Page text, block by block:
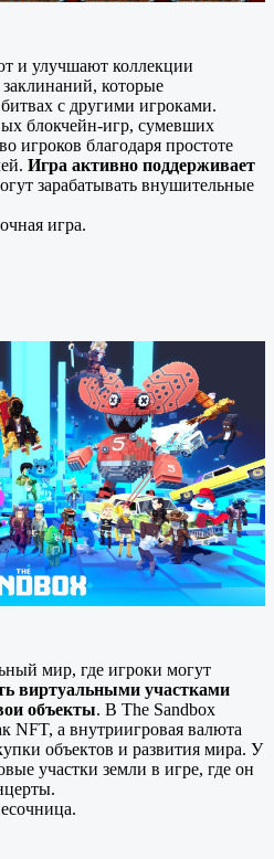
и улучшают коллекции
которые
с другими игроками.
блокчейн-игр, сумевших
игроков благодаря простоте
Игра активно поддерживает
зарабатывать внушительные
игра.
мир, где игроки могут
виртуальными участками
объекты. В The Sandbox
NFT, а внутриигровая валюта
объектов и развития мира. У
участки земли в игре, где он